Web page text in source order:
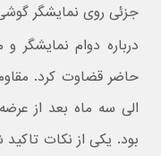
جزئی روی نمایشگر
درباره دوام
حاضر قضاوت کرد.
الی سه ماه بعد از
بود. یکی از نکات